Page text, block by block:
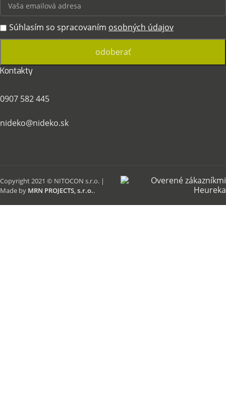
Súhlasím so spracovaním osobných údajov
Kontakty
0907 582 445
nideko@nideko.sk
Copyright 2021 © NITOCON s.r.o. |
Made by MRN PROJECTS, s.r.o..